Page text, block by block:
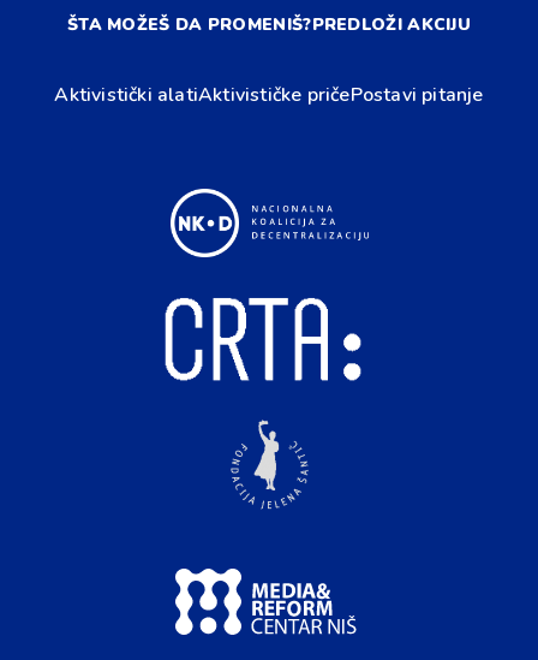
ŠTA MOŽEŠ DA PROMENIŠ?PREDLOŽI AKCIJU
Aktivistički alatiAktivističke pričePostavi pitanje